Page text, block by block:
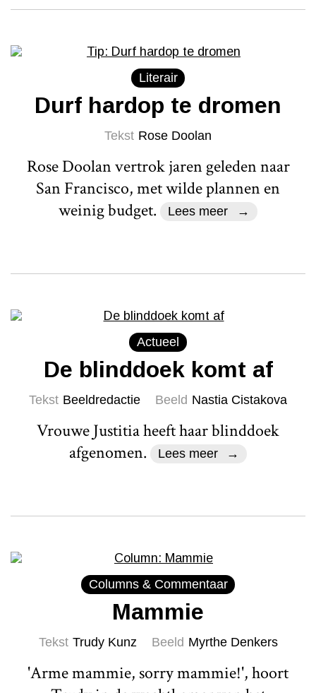
Literair
Durf hardop te dromen
Tekst Rose Doolan
Rose Doolan vertrok jaren geleden naar
San Francisco, met wilde plannen en
weinig budget.
Lees meer
Actueel
De blinddoek komt af
Tekst Beeldredactie Beeld Nastia Cistakova
Vrouwe Justitia heeft haar blinddoek
afgenomen.
Lees meer
Columns & Commentaar
Mammie
Tekst Trudy Kunz Beeld Myrthe Denkers
'Arme mammie, sorry mammie!', hoort